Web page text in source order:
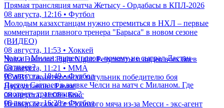
Прямая трансляция матча Жетысу - Ордабасы в КПЛ-2026
08 августа, 12:16 • Футбол
Молодым казахстанцам нужно стремиться в НХЛ – первые
комментарии главного тренера "Барыса" в новом сезоне
(ВИДЕО)
08 августа, 11:53 • Хоккей
Naiza Diamond Fight Night: Результаты и видео всех боев
08 августа, 11:21 • ММА
В WBC гарантировали титульник победителю боя
Нурсултанов - Рамос
08 августа, 11:08 • Бокс
Неймар остался без Золотого мяча из-за Месси - экс-агент
Челси - Милан: видео голов, почему не сыграл Дастан
Сатпаев?
08 августа, 18:49 • Футбол
Дастан Сатпаев в заявке Челси на матч с Миланом. Где
смотреть трансляцию?
08 августа, 16:28 • Футбол